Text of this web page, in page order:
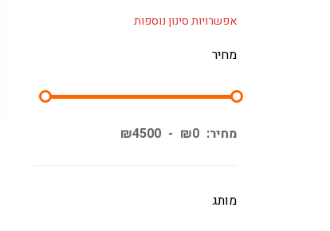
אפשרויות סינון נוספות
מחיר
מחיר: ₪0
-
₪4500
מותג